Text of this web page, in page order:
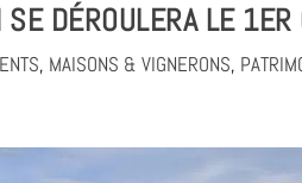
DÉROULERA LE 1ER
, MAISONS & VIGNERONS,